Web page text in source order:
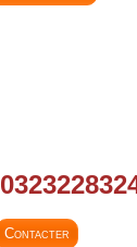
Contacter